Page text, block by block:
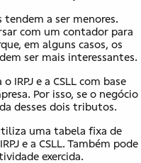
tendem a ser menores.
com um contador para
em alguns casos, os
ser mais interessantes.
IRPJ e a CSLL com base
Por isso, se o negócio
desses dois tributos.
uma tabela fixa de
e a CSLL. Também pode
exercida.